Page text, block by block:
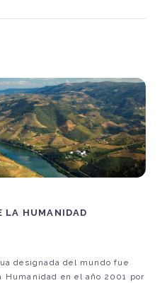
LA HUMANIDAD
designada del mundo fue
Humanidad en el año 2001 por